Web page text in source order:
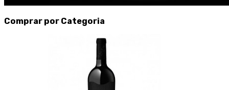
Comprar por Categoria